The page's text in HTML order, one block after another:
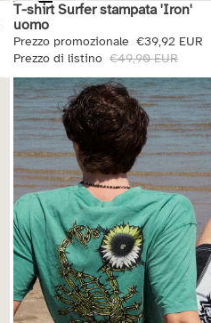
Saldi
T-shirt Surfer stampata 'Iron'
uomo
Prezzo promozionale €39,92 EUR
Prezzo di listino €49,90 EUR